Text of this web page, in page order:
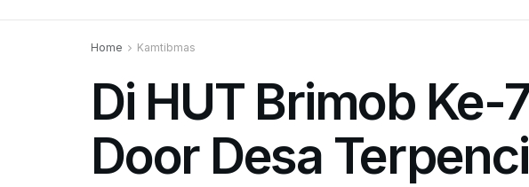
Home Kamtibmas
Di HUT Brimob Ke-
Door Desa